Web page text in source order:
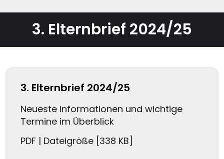
3. Elternbrief 2024/25
3. Elternbrief 2024/25
Neueste Informationen und wichtige
Termine im Überblick
PDF | Dateigröße [338 KB]